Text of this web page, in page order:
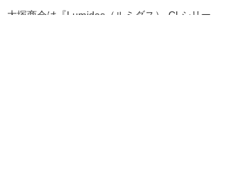
大塚商会は『Lumidas（ルミダス）-CLシリー